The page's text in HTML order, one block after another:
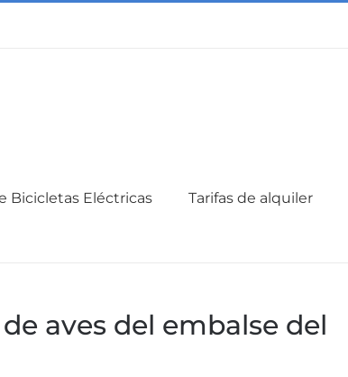
Bicicletas Eléctricas Tarifas de alquiler
aves del embalse del